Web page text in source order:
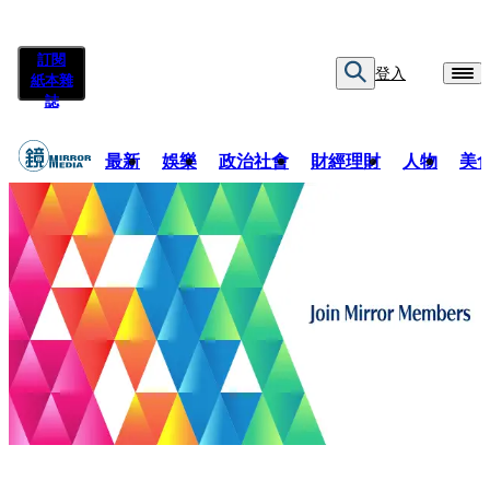
訂閱
紙本雜
誌
登入
最新 娛樂 政治社會 財經理財 人物 美